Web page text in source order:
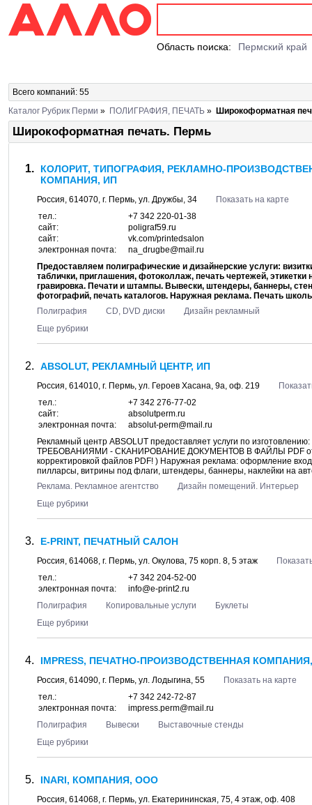
Область поиска: Пермский край
Всего компаний: 55
Каталог Рубрик Перми » ПОЛИГРАФИЯ, ПЕЧАТЬ » Широкоформатная
Широкоформатная печать. Пермь
КОЛОРИТ, ТИПОГРАФИЯ, РЕКЛАМНО-
КОМПАНИЯ, ИП
Россия, 614070, г. Пермь, ул. Дружбы, 34
Показать на карте
тел.:
+7 342 220-01-38
сайт:
poligraf59.ru
сайт:
vk.com/printedsalon
электронная почта:
na_drugbe@mail.ru
Предоставляем полиграфические и дизайнерские услуги:
таблички, приглашения, фотоколлаж, печать чертежей, этикетки
гравировка. Печати и штампы. Вывески, штендеры, баннеры,
фотографий, печать каталогов. Наружная реклама. Печать
Полиграфия
CD, DVD диски
Дизайн рекламный
Еще рубрики
ABSOLUT, РЕКЛАМНЫЙ ЦЕНТР, ИП
Россия, 614010, г. Пермь, ул. Героев Хасана, 9а, оф. 219
тел.:
+7 342 276-77-02
сайт:
absolutperm.ru
электронная почта:
absolut-perm@mail.ru
Рекламный центр ABSOLUT предоставляет услуги по
ТРЕБОВАНИЯМИ - СКАНИРОВАНИЕ ДОКУМЕНТОВ В ФАЙЛЫ PDF от 2
корректировкой файлов PDF! ) Наружная реклама: оформление
пилларсы, витрины под флаги, штендеры, баннеры, наклейки на
Реклама. Рекламное агентство
Дизайн помещений. Интерьер
Еще рубрики
E-PRINT, ПЕЧАТНЫЙ САЛОН
Россия, 614068, г. Пермь, ул. Окулова, 75 корп. 8, 5 этаж
тел.:
+7 342 204-52-00
электронная почта:
info@e-print2.ru
Полиграфия
Копировальные услуги
Буклеты
Еще рубрики
IMPRESS, ПЕЧАТНО-ПРОИЗВОДСТВЕННАЯ
Россия, 614090, г. Пермь, ул. Лодыгина, 55
Показать на карте
тел.:
+7 342 242-72-87
электронная почта:
impress.perm@mail.ru
Полиграфия
Вывески
Выставочные стенды
Еще рубрики
INARI, КОМПАНИЯ, ООО
Россия, 614068, г. Пермь, ул. Екатерининская, 75, 4 этаж, оф. 408